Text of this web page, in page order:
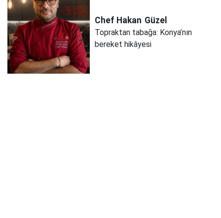
Chef Hakan Güzel
Topraktan tabağa: Konya’nın
bereket hikâyesi